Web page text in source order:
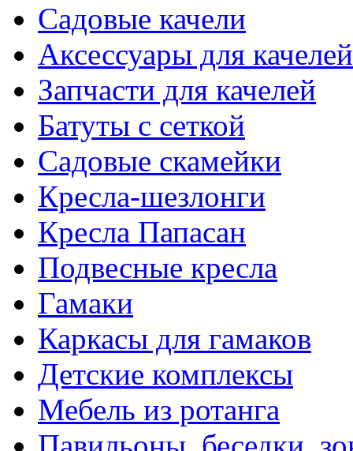
Садовые качели
Аксессуары для качелей
Запчасти для качелей
Батуты с сеткой
Садовые скамейки
Кресла-шезлонги
Кресла Папасан
Подвесные кресла
Гамаки
Каркасы для гамаков
Детские комплексы
Мебель из ротанга